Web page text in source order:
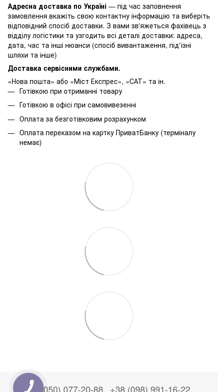
Адресна доставка по Україні — під час заповнення
замовлення вкажіть свою контактну інформацію та виберіть
відповідний спосіб доставки. З вами зв'яжеться фахівець з
відділу логістики та узгодить всі деталі доставки: адреса,
дата, час та інші нюанси (спосіб вивантаження, під'їзні
шляхи та інше)
Доставка сервісними службами.
«Нова пошта» або «Міст Експрес», «САТ» та ін.
Готівкою при отриманні товару
Готівкою в офісі при самовивезенні
Оплата за безготівковим розрахунком
Оплата переказом на картку ПриватБанку (терміналу
немає)
+38 (050) 077-20-88 +38 (098) 991-16-22